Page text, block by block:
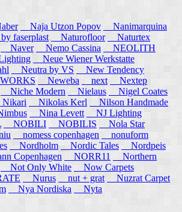
Naja Utzon Popov
Nanimarquina
faserplast
Naturofloor
Naturtex
Naver Nemo Cassina
NEOLITH
Neue Wiener Werkstatte
Neutra by VS
New Tendency
Neweba next
Nextep
Niche Modern Nielaus
Nigel Coates
Nikolas Kerl
Nilson Handmade
Nina Levett
NJ Lighting
NOBILI NOBILIS
Nola Star
nomess copenhagen
nonuform
Nordholm Nordic Tales
Nordpeis
Copenhagen
NORR11
Northern
Not Only White
Now Carpets
Nurus nut + grat
Nuzrat Carpet
Nya Nordiska Nyta